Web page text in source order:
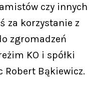
czy innych
za korzystanie z
zgromadzeń
KO i spółki
Robert Bąkiewicz.